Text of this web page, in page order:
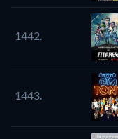
1442.
1443.